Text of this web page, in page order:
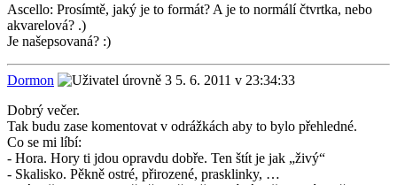
Ascello: Prosímtě, jaký je to formát? A je to normálí čtvrtka, nebo
akvarelová? .)
Je našepsovaná? :)
Dormon
5. 6. 2011 v 23:34:33
Dobrý večer.
Tak budu zase komentovat v odrážkách aby to bylo přehledné.
Co se mi líbí:
- Hora. Hory ti jdou opravdu dobře. Ten štít je jak „živý“
- Skalisko. Pěkně ostré, přirozené, prasklinky, …